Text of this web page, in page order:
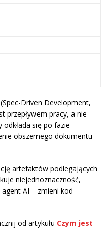
Driven Development,
przepływem pracy, a nie
się po fazie
obszernego dokumentu
artefaktów podlegających
niejednoznaczność,
AI – zmieni kod
od artykułu Czym jest